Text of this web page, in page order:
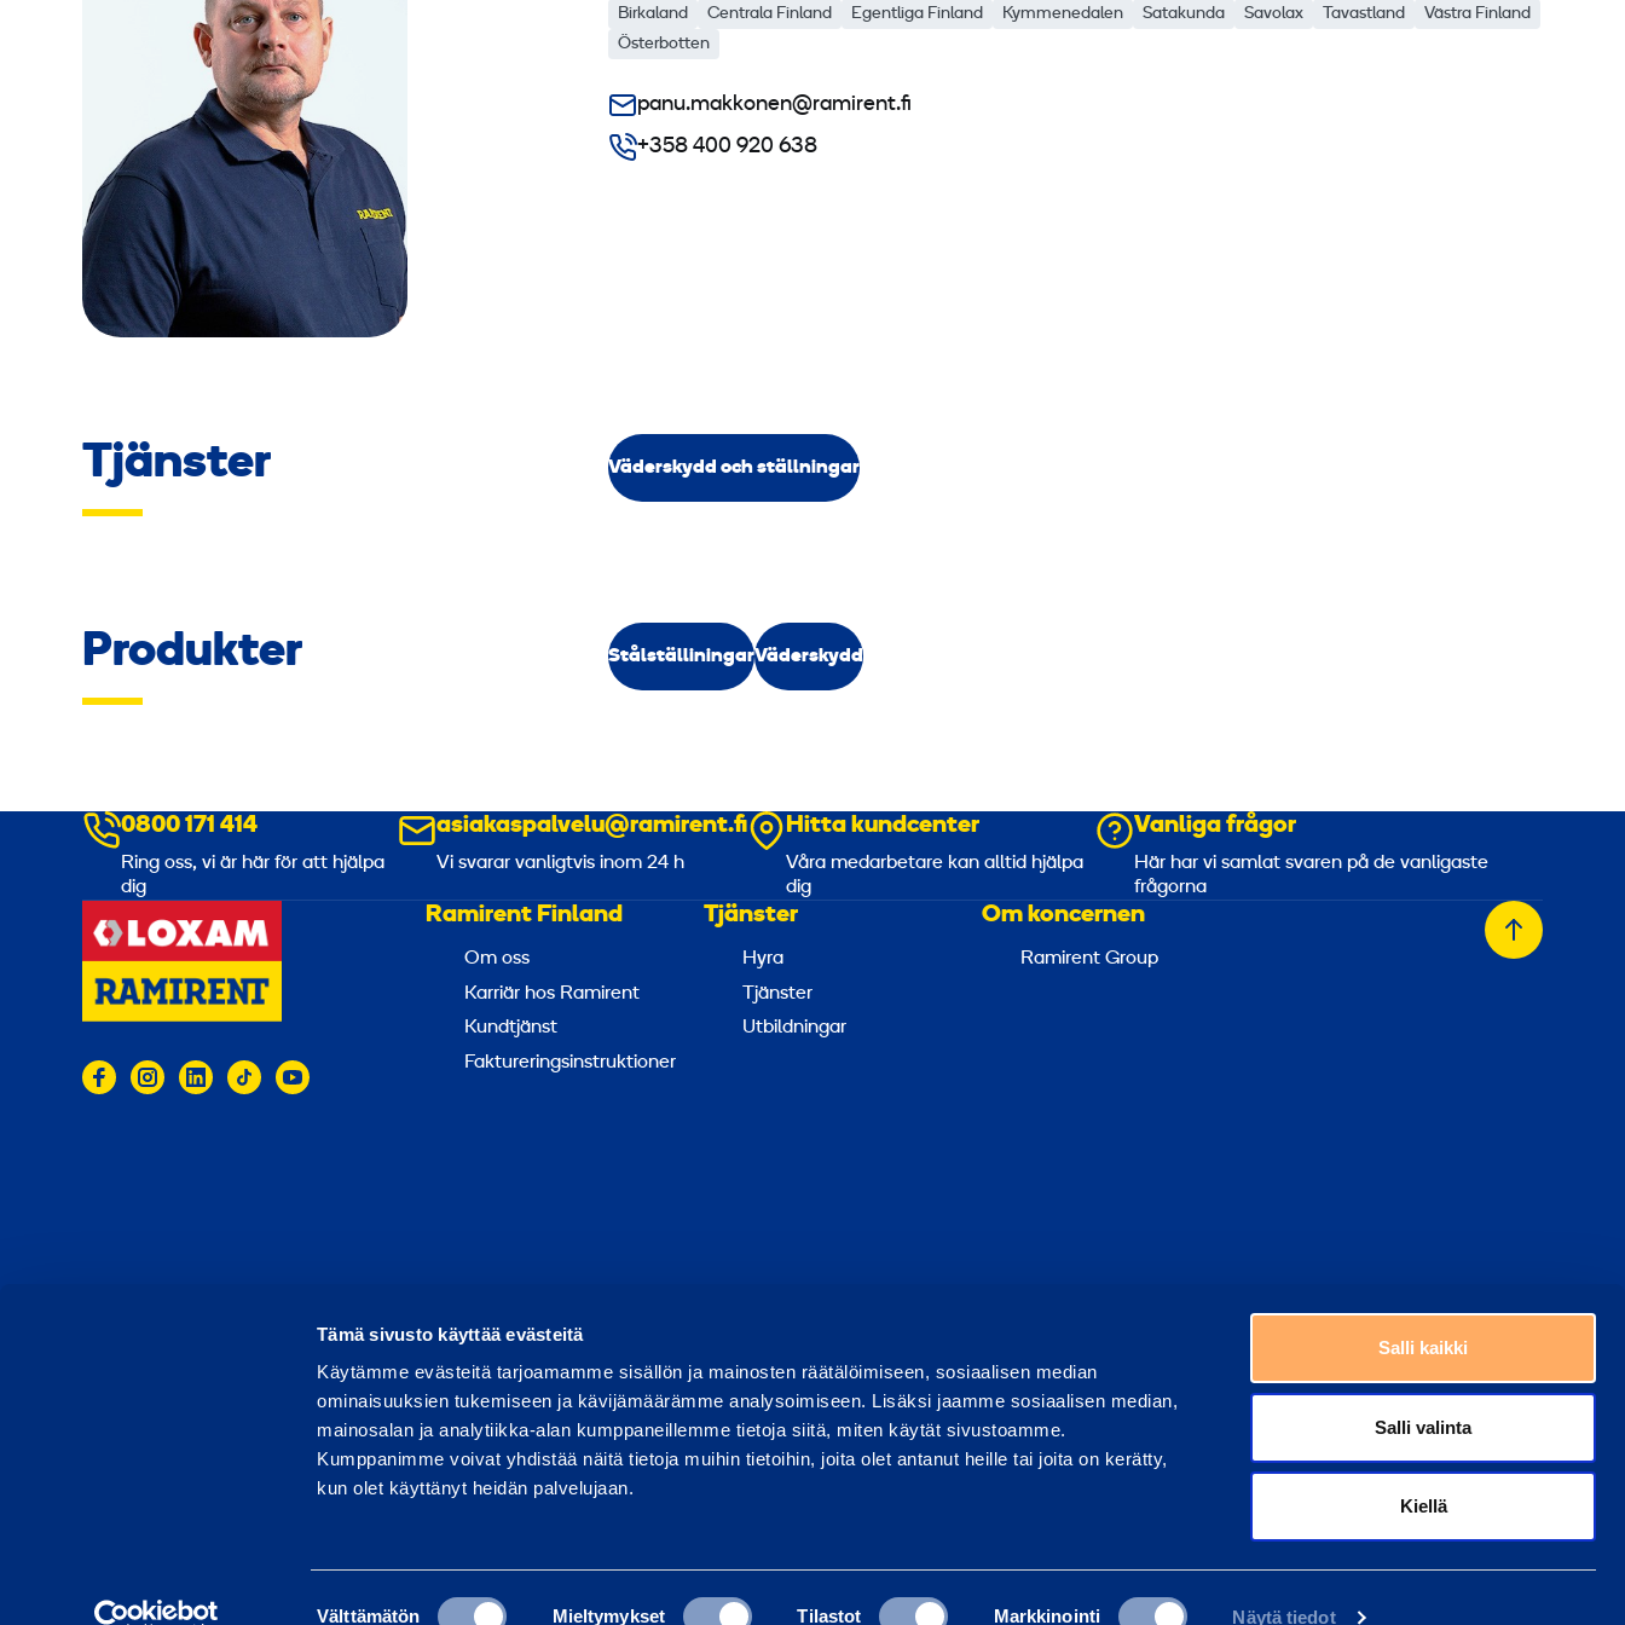
Tämä sivusto käyttää evästeitä
Käytämme evästeitä tarjoamamme sisällön ja mainosten räätälöimiseen, sosiaalisen median
ominaisuuksien tukemiseen ja kävijämäärämme analysoimiseen. Lisäksi jaamme sosiaalisen median,
mainosalan ja analytiikka-alan kumppaneillemme tietoja siitä, miten käytät sivustoamme.
Kumppanimme voivat yhdistää näitä tietoja muihin tietoihin, joita olet antanut heille tai joita on kerätty,
kun olet käyttänyt heidän palvelujaan.
Välttämätön Mieltymykset Tilastot Markkinointi Näytä tiedot
Salli kaikki
Salli valinta
Kiellä
Birkaland Centrala Finland Egentliga Finland Kymmenedalen Satakunda Savolax Tavastland
Västra Finland
Österbotten
panu.makkonen@ramirent.fi
+358 400 920 638
Tjänster Väderskydd och ställningar
Produkter StålställiningarVäderskydd
0800 171 414
Ring oss, vi är här för att hjälpa
dig
asiakaspalvelu@ramirent.fi
Vi svarar vanligtvis inom 24 h
Hitta kundcenter
Våra medarbetare kan alltid hjälpa
dig
Vanliga frågor
Här har vi samlat svaren på de vanligaste
frågorna
Ramirent Finland
Om oss
Karriär hos Ramirent
Kundtjänst
Faktureringsinstruktioner
Tjänster
Hyra
Tjänster
Utbildningar
Om koncernen
Ramirent Group
Tillbaka
Användarvillkor Integritets Rapportera missbruk